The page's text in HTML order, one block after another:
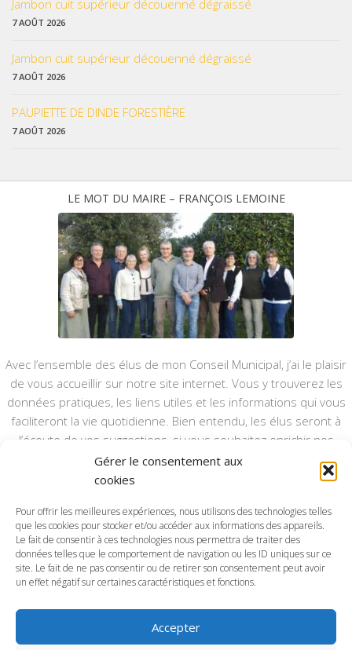
Gérer le consentement aux
cookies
Pour offrir les meilleures expériences, nous utilisons des technologies telles
que les cookies pour stocker et/ou accéder aux informations des appareils.
Le fait de consentir à ces technologies nous permettra de traiter des
données telles que le comportement de navigation ou les ID uniques sur ce
site. Le fait de ne pas consentir ou de retirer son consentement peut avoir
un effet négatif sur certaines caractéristiques et fonctions.
Accepter
Jambon cuit supérieur découenné dégraissé
7 AOÛT 2026
Jambon cuit supérieur découenné dégraissé
7 AOÛT 2026
PAUPIETTE DE DINDE FORESTIÈRE
7 AOÛT 2026
LE MOT DU MAIRE – FRANÇOIS LEMOINE
Avec l’ensemble des élus de mon Conseil Municipal, j’ai le plaisir
de vous accueillir sur notre site internet. Vous y trouverez les
données pratiques, les liens utiles et les informations qui vous
faciliteront la vie quotidienne. Bien entendu, les élus seront à
l’écoute de vos suggestions, si vous souhaitez enrichir nos
rubriques ou nos informations.
Ce type de communication vient en complément du bulletin
annuel, nous le ferons vivre et il sera actualisé pour mieux vous
informer.
Bonne visite à toutes et à tous.